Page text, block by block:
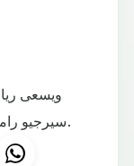
ويسعى
سيرجيو راموس ورافائيل فاران، في الصيف الماضي.